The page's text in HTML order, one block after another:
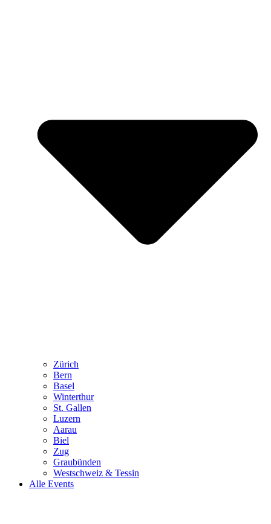
Zürich
Bern
Basel
Winterthur
St. Gallen
Luzern
Aarau
Biel
Zug
Graubünden
Westschweiz & Tessin
Alle Events